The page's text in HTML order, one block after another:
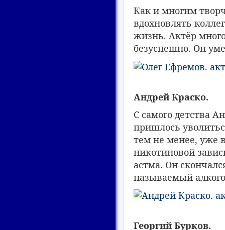
Как и многим
вдохновлять
жизнь. Актёр
безуспешно. Он
Андрей Краско.
С самого детства
пришлось
тем не менее, уже
никотиновой
астма. Он
называемый
Георгий Бурков.